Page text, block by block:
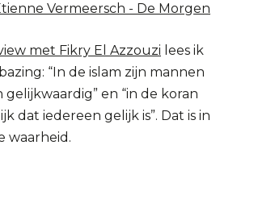
Vermeersch - De Morgen
met Fikry El Azzouzi lees ik
“In de islam zijn mannen
en “in de koran
dat iedereen gelijk is”. Dat is in
waarheid.